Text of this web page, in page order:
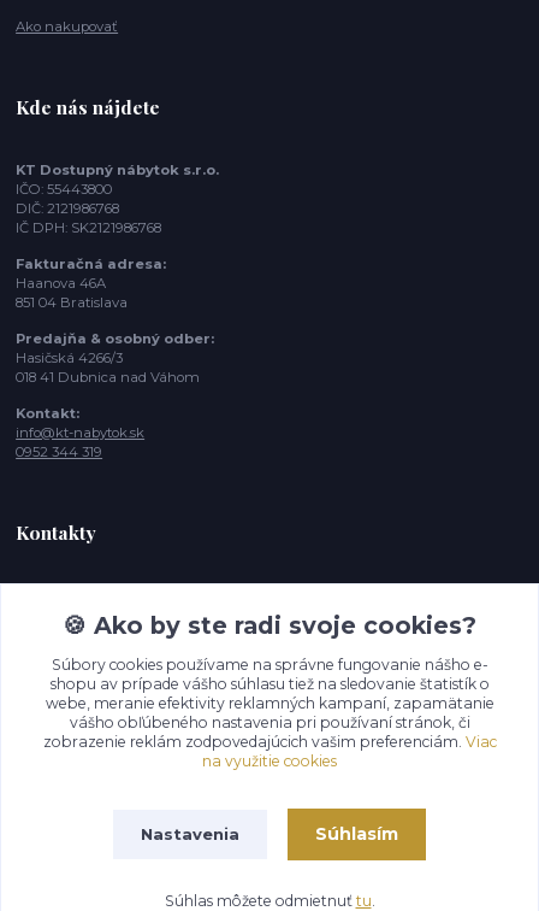
Ako nakupovať
Kde nás nájdete
KT Dostupný nábytok s.r.o.
IČO: 55443800
DIČ: 2121986768
IČ DPH: SK2121986768
Fakturačná adresa:
Haanova 46A
851 04 Bratislava
Predajňa & osobný odber:
Hasičská 4266/3
018 41 Dubnica nad Váhom
Kontakt:
info@kt-nabytok.sk
0952 344 319
Kontakty
+421 952 344 319
(Po-Pia - 10:00 -15:00 hod. , So-Ne 11:00- 17:00
info@kt-nabytok.sk
🍪 Ako by ste radi svoje cookies?
Súbory cookies používame na správne fungovanie nášho e-
shopu av prípade vášho súhlasu tiež na sledovanie štatistík o
webe, meranie efektivity reklamných kampaní, zapamätanie
vášho obľúbeného nastavenia pri používaní stránok, či
zobrazenie reklám zodpovedajúcich vašim preferenciám. Viac
na využitie cookies
Nastavenia Súhlasím
Súhlas môžete odmietnuť tu